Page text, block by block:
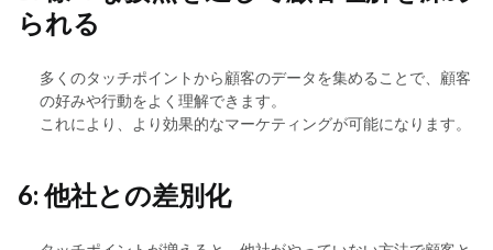
られる
多くのタッチポイントから顧客のデータを集めることで、顧客
の好みや行動をよく理解できます。
これにより、より効果的なマーケティングが可能になります。
6: 他社との差別化